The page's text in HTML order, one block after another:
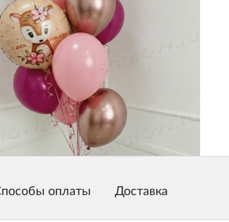
оплаты Доставка